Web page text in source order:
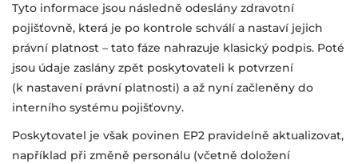
Tyto informace jsou následně odeslány zdravotní
pojišťovně, která je po kontrole schválí a nastaví jejich
právní platnost – tato fáze nahrazuje klasický podpis. Poté
jsou údaje zaslány zpět poskytovateli k potvrzení
(k nastavení právní platnosti) a až nyní začleněny do
interního systému pojišťovny.
Poskytovatel je však povinen EP2 pravidelně aktualizovat,
například při změně personálu (včetně doložení